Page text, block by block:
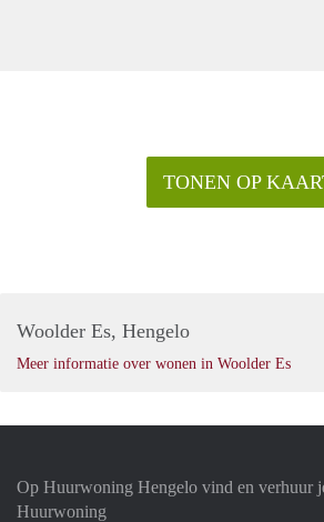
TONEN OP
Woolder Es, Hengelo
Meer informatie over wonen in Woolder Es
Op Huurwoning Hengelo vind en verhuur
Huurwoning